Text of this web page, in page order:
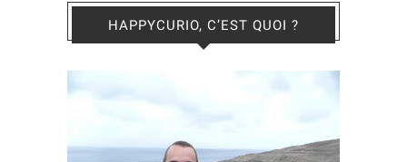
HAPPYCURIO, C’EST QUOI ?